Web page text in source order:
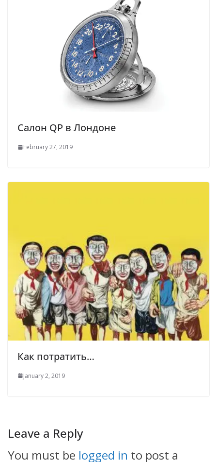
Салон QP в Лондоне
February 27, 2019
Как потратить…
January 2, 2019
Leave a Reply
You must be logged in to post a